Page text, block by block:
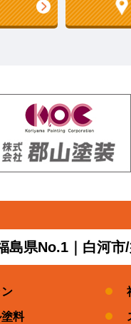
島県No.1｜白河
料